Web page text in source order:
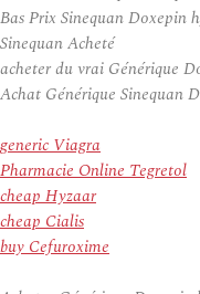
Bas Prix Sinequan Doxepin
Sinequan Acheté
acheter du vrai Générique
Achat Générique Sinequan
generic Viagra
Pharmacie Online Tegretol
cheap Hyzaar
cheap Cialis
buy Cefuroxime